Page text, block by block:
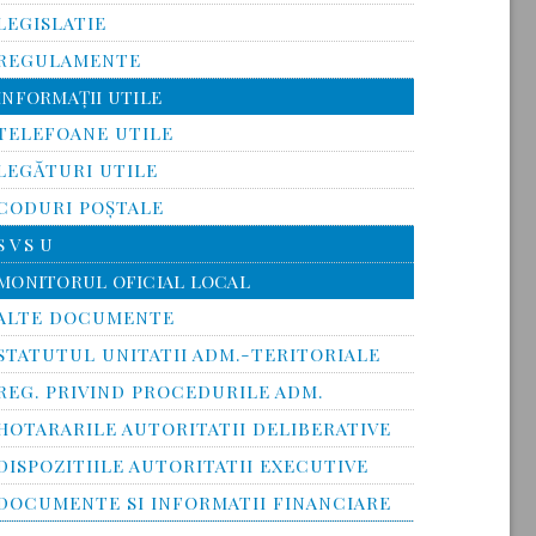
UTILE
UTILE
UTILE
POŞTALE
V S U
OFICIAL LOCAL
DOCUMENTE
UNITATII ADM.-TERITORIALE
PRIVIND PROCEDURILE ADM.
AUTORITATII DELIBERATIVE
AUTORITATII EXECUTIVE
SI INFORMATII FINANCIARE